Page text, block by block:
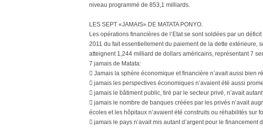
niveau programmé de 853,1 milliards.
LES SEPT «JAMAIS» DE MATATA PONYO.
Les opérations financières de l’Etat se sont soldées par un
2011 du fait essentiellement du paiement de la dette extérieure,
atteignent 1,244 milliard de dollars américains, représentant 7
7 jamais de Matata:
 Jamais la sphère économique et financière n’avait aussi bien
 jamais les perspectives économiques n’avaient été aussi
 jamais le bâtiment public, tiré par le secteur privé, n’avait
 jamais le nombre de banques créées par les privés n’avait
écoles et les hôpitaux n’avaient été construits ou réhabilités sur
 jamais le pays n’avait mis autant d’argent pour le financement